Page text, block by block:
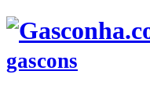
gascons